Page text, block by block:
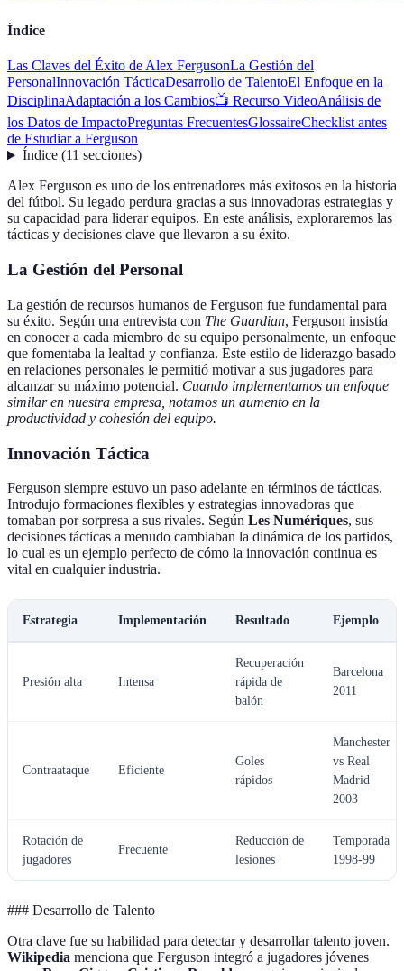
Índice
Las Claves del Éxito de Alex FergusonLa Gestión del
PersonalInnovación TácticaDesarrollo de TalentoEl Enfoque en la
DisciplinaAdaptación a los Cambios📺 Recurso VideoAnálisis de
los Datos de ImpactoPreguntas FrecuentesGlossaireChecklist antes
de Estudiar a Ferguson
Índice(11 secciones)
Alex Ferguson es uno de los entrenadores más exitosos en la historia
del fútbol. Su legado perdura gracias a sus innovadoras estrategias y
su capacidad para liderar equipos. En este análisis, exploraremos las
tácticas y decisiones clave que llevaron a su éxito.
La Gestión del Personal
La gestión de recursos humanos de Ferguson fue fundamental para
su éxito. Según una entrevista con The Guardian, Ferguson insistía
en conocer a cada miembro de su equipo personalmente, un enfoque
que fomentaba la lealtad y confianza. Este estilo de liderazgo basado
en relaciones personales le permitió motivar a sus jugadores para
alcanzar su máximo potencial. Cuando implementamos un enfoque
similar en nuestra empresa, notamos un aumento en la
productividad y cohesión del equipo.
Innovación Táctica
Ferguson siempre estuvo un paso adelante en términos de tácticas.
Introdujo formaciones flexibles y estrategias innovadoras que
tomaban por sorpresa a sus rivales. Según Les Numériques, sus
decisiones tácticas a menudo cambiaban la dinámica de los partidos,
lo cual es un ejemplo perfecto de cómo la innovación continua es
vital en cualquier industria.
Estrategia Implementación Resultado Ejemplo
Presión alta Intensa
Recuperación
rápida de
balón
Barcelona
2011
Contraataque Eficiente
Goles
rápidos
Manchester
vs Real
Madrid
2003
Rotación de
jugadores
Frecuente
Reducción de
lesiones
Temporada
1998-99
### Desarrollo de Talento
Otra clave fue su habilidad para detectar y desarrollar talento joven.
Wikipedia menciona que Ferguson integró a jugadores jóvenes